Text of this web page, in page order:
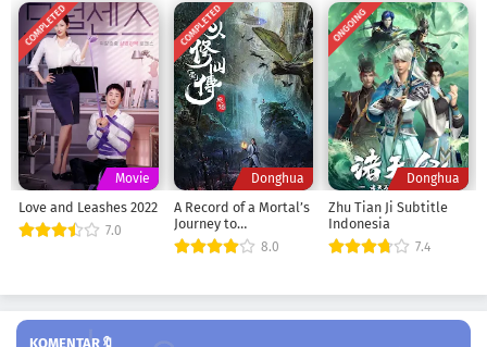
COMPLETED
Movie
Love and Leashes 2022
7.0
COMPLETED
Donghua
A Record of a Mortal’s
Journey to
Immortality Season 1
8.0
ONGOING
Donghua
Zhu Tian Ji Subtitle
Indonesia
7.4
KOMENTAR🔖